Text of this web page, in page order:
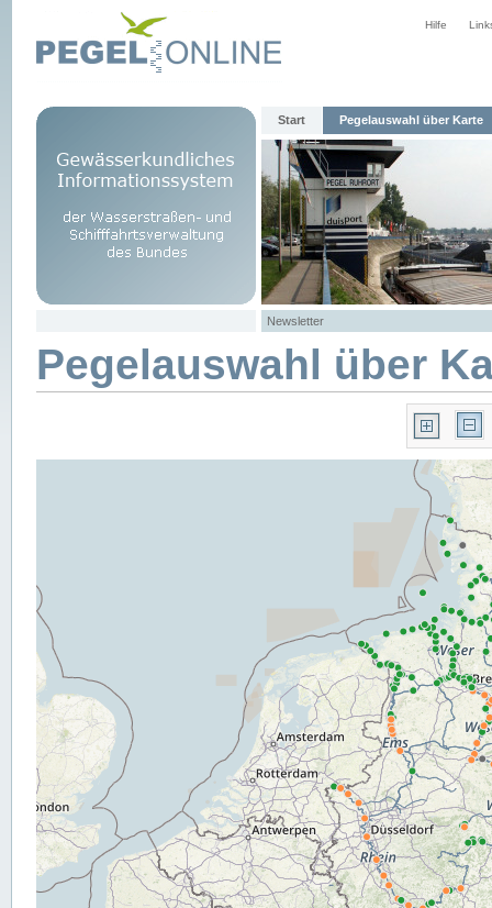
Hilfe
Start Pegelauswahl über Karte
Newsletter
Pegelauswahl über